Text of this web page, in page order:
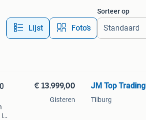
Lijst Foto’s
Sorteer op
€ 13.999,00
Gisteren
JM Top Trading
Tilburg